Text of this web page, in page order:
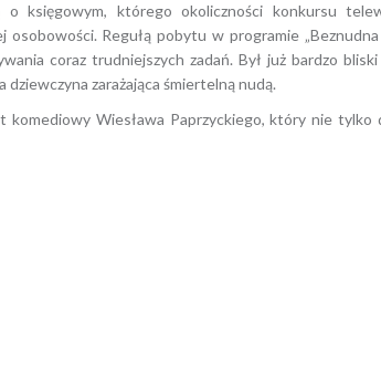
o księgowym, którego okoliczności konkursu
Regułą pobytu w programie „Beznudna
coraz trudniejszych zadań. Był już bardzo
dziewczyna zarażająca śmiertelną nudą.
komediowy Wiesława Paprzyckiego, który nie tylko